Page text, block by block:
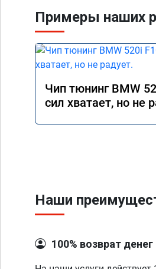
Примеры наших
Чип тюнинг BMW
сил хватает, но не
Наши
100% возврат денег